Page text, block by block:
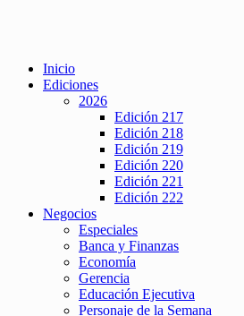
Inicio
Ediciones
2026
Edición 217
Edición 218
Edición 219
Edición 220
Edición 221
Edición 222
Negocios
Especiales
Banca y Finanzas
Economía
Gerencia
Educación Ejecutiva
Personaje de la Semana